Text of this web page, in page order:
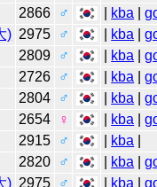
2866 ♂ kba |
) 2975 ♂ kba |
2809 ♂ kba |
2726 ♂ kba |
2804 ♂ kba |
2654 ♀ kba |
2915 ♂ kba
2820 ♂ kba |
) 2975 ♂ kba |